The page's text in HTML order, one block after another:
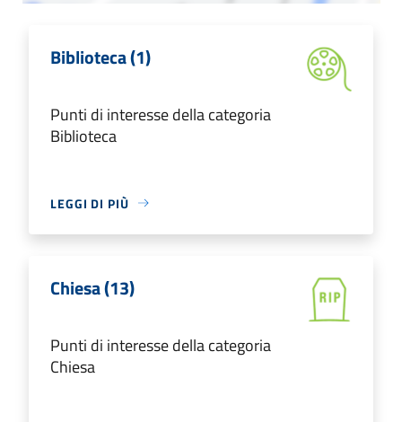
Biblioteca (1)
Punti di interesse della categoria
Biblioteca
LEGGI DI PIÙ
Chiesa (13)
Punti di interesse della categoria
Chiesa